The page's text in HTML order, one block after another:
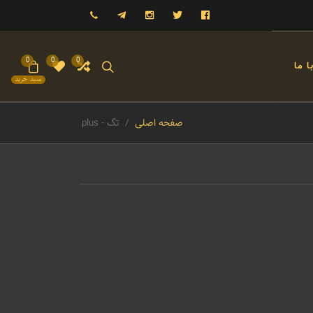
فیسبوک توییتر اینستاگرام تلگرام
0
0
سبد خرید
0 ما
صفحه اصلی تگ - plus